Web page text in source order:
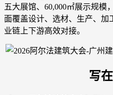
五大展馆、60,000㎡展示规模
面覆盖设计、选材、生产、加
业链上下游高效对接。
写